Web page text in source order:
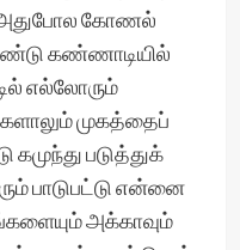
அதுபோல கோணல்
கண்ணாடியில்
எல்லோரும்
முகத்தைப்
படுத்துக்
பாடுபட்டு என்னை
அக்காவும்